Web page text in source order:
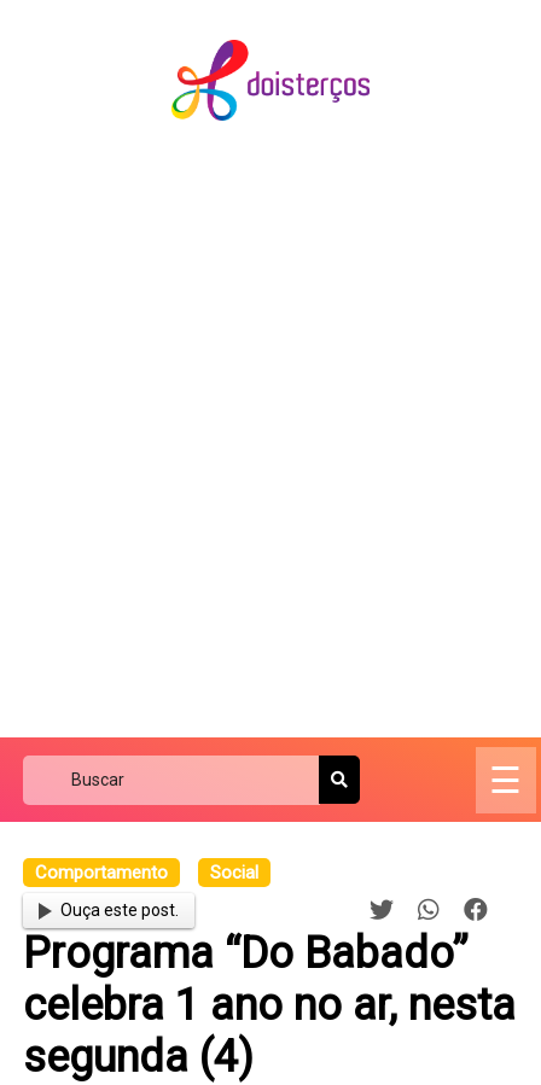
☰
Comportamento Social
Ouça este post.
Programa “Do Babado”
celebra 1 ano no ar, nesta
segunda (4)